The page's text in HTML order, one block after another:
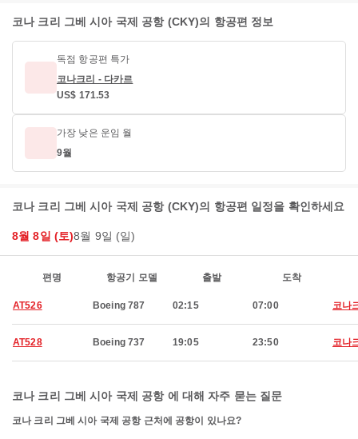
코나 크리 그베 시아 국제 공항 (CKY)의 항공편 정보
독점 항공편 특가
코나크리 - 다카르
US$ 171.53
가장 낮은 운임 월
9월
코나 크리 그베 시아 국제 공항 (CKY)의 항공편 일정을 확인하세요
8월 8일 (토)8월 9일 (일)
편명 항공기 모델 출발 도착
AT526 Boeing 787 02:15 07:00 코나
AT528 Boeing 737 19:05 23:50 코나
코나 크리 그베 시아 국제 공항 에 대해 자주 묻는 질문
코나 크리 그베 시아 국제 공항 근처에 공항이 있나요?